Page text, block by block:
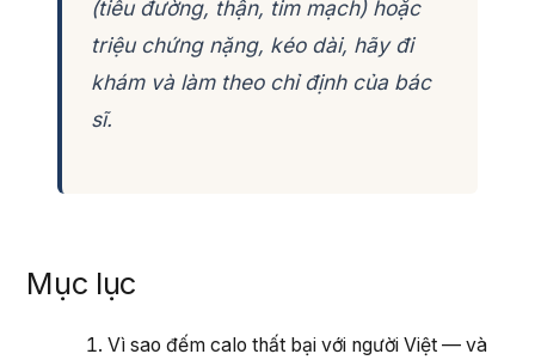
(tiểu đường, thận, tim mạch) hoặc
triệu chứng nặng, kéo dài, hãy đi
khám và làm theo chỉ định của bác
sĩ.
Mục lục
Vì sao đếm calo thất bại với người Việt — và